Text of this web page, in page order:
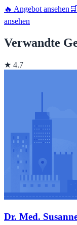
🔥 Angebot ansehen
ansehen
Verwandte
★ 4.7
Dr. Med.